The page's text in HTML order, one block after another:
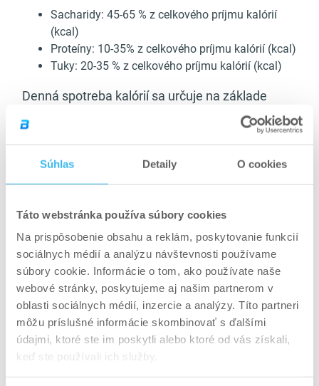
Súhlas Detaily O cookies
Táto webstránka používa súbory cookies
Na prispôsobenie obsahu a reklám, poskytovanie funkcií
sociálnych médií a analýzu návštevnosti používame
súbory cookie. Informácie o tom, ako používate naše
webové stránky, poskytujeme aj našim partnerom v
oblasti sociálnych médií, inzercie a analýzy. Títo partneri
môžu príslušné informácie skombinovať s ďalšími
údajmi, ktoré ste im poskytli alebo ktoré od vás získali,
keď ste používali ich služby.
Sacharidy: 45-65 % z celkového príjmu kalórií
(kcal)
Proteíny: 10-35% z celkového príjmu kalórií (kcal)
Tuky: 20-35 % z celkového príjmu kalórií (kcal)
Denná spotreba kalórií sa určuje na základe
veku, pohlavia, dennej aktivity, stavby tela,
športovej aktivity či zdravotného stavu. Na
internete je dnes množstvo kalkulačiek a
kcal, 1 g proteínov a sacharidov sú 4 kcal. Keď
toto viete, vašu dennú dávku energie rozdeľte
pomocou vyššie uvedených pomerov
makroživín. Takýmto spôsobom zistíte ideálne
množstvo tukov, cukrov a bielkovín. Pre lepšie
pochopenie uvádzame príklad:
Dospelá žena s redukčným príjmom 1 800 kcal
Sacharidy: 50 %, 900 kcal / 4 kcal = 225 g